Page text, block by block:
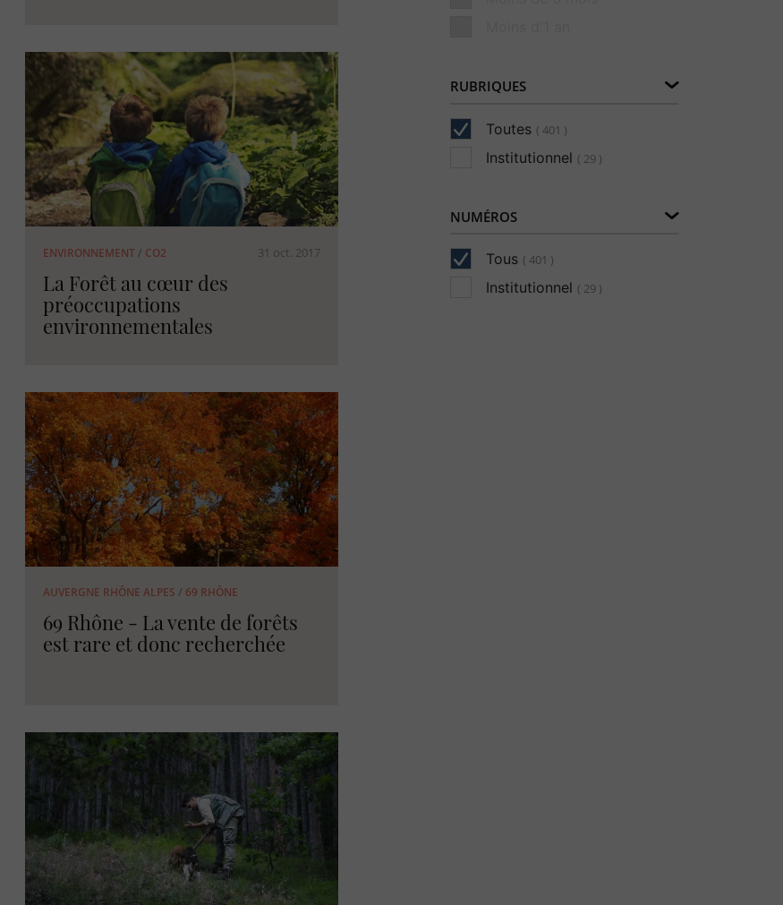
ENVIRONNEMENT/ CO2 31 oct. 2017
La Forêt au cœur des
préoccupations
environnementales
AUVERGNE RHÔNE ALPES / 69 RHÔNE
69 Rhône - La vente de forêts
est rare et donc recherchée
RUBRIQUES
Toutes ( 401 )
Institutionnel ( 29 )
NUMÉROS
Tous ( 401 )
Institutionnel ( 29 )